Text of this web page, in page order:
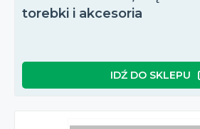
torebki i akcesoria
IDŹ DO SKLEPU